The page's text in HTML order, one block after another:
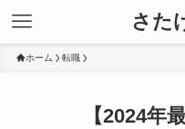
さた
ホーム 転職
【2024年